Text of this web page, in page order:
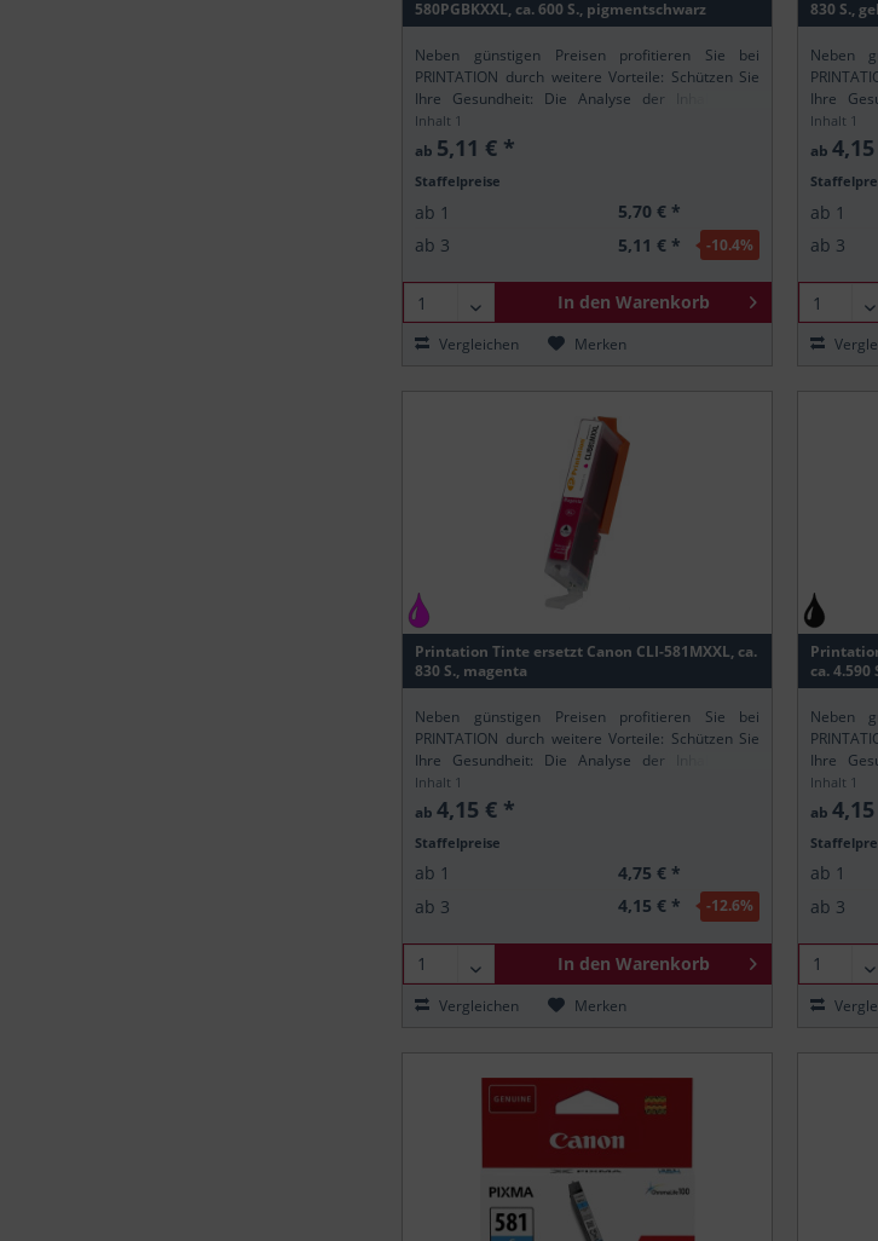
Canon PIXMA TS6151
Canon PIXMA TS6250
Canon PIXMA TS6251
Canon PIXMA TS6350a
Canon PIXMA TS6351
Canon PIXMA TS6351a
Canon PIXMA TS705
Canon PIXMA TS705a
Canon PIXMA TS8150
Canon PIXMA TS8151
Canon PIXMA TS8250
Canon PIXMA TS8251
Canon PIXMA TS8252
Canon PIXMA TS8350
Canon PIXMA TS8350a
Canon PIXMA TS8351
Canon PIXMA TS8352
Canon PIXMA TS8352a
Canon PIXMA TS9150
Canon PIXMA TS9155
Canon PIXMA TS9550
Canon PIXMA TS9551c
Canon PIXMA TS9551ca
580PGBKXXL, ca. 600 S., pigmentschwarz
Neben günstigen Preisen profitieren Sie bei
PRINTATION durch weitere Vorteile: Schützen Sie
Ihre Gesundheit: Die Analyse der Inhaltsstoffe
gemäß der europäischen REACH-Verordnung stellt
sicher, dass alle Printation-Produkte nur...
Inhalt 1
ab 5,11 € *
Staffelpreise
ab 1
5,70 € *
ab 3 5,11 € * -10.4%
In den Warenkorb
Vergleichen Merken
830 S.,
Neben
Ihre
gemäß
sicher,
Inhalt 1
ab
ab 1
ab 3
Printation Tinte ersetzt Canon CLI-581MXXL, ca.
830 S., magenta
Neben günstigen Preisen profitieren Sie bei
PRINTATION durch weitere Vorteile: Schützen Sie
Ihre Gesundheit: Die Analyse der Inhaltsstoffe
gemäß der europäischen REACH-Verordnung stellt
sicher, dass alle Printation-Produkte nur...
Inhalt 1
ab4,15 € *
Staffelpreise
ab 1
4,75 € *
ab 3 4,15 € * -12.6%
In den Warenkorb
Vergleichen Merken
ca. 4.590
Neben
Ihre
gemäß
sicher,
Inhalt 1
ab
ab 1
ab 3